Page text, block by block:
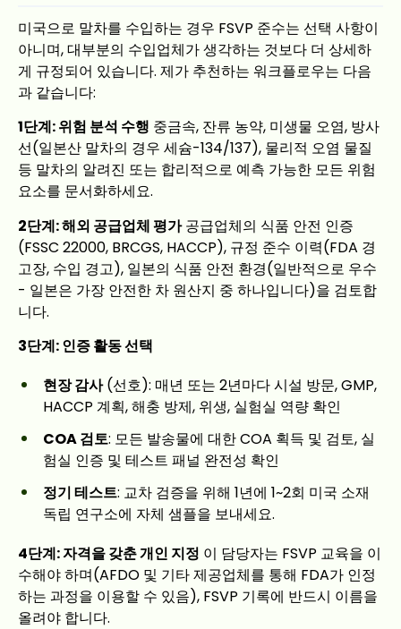
미국으로 말차를 수입하는 경우 FSVP 준수는 선택 사항이
아니며, 대부분의 수입업체가 생각하는 것보다 더 상세하
게 규정되어 있습니다. 제가 추천하는 워크플로우는 다음
과 같습니다:
1단계: 위험 분석 수행 중금속, 잔류 농약, 미생물 오염, 방사
선(일본산 말차의 경우 세슘-134/137), 물리적 오염 물질
등 말차의 알려진 또는 합리적으로 예측 가능한 모든 위험
요소를 문서화하세요.
2단계: 해외 공급업체 평가공급업체의 식품 안전 인증
(FSSC 22000, BRCGS, HACCP), 규정 준수 이력(FDA 경
고장, 수입 경고), 일본의 식품 안전 환경(일반적으로 우수
- 일본은 가장 안전한 차 원산지 중 하나입니다)을 검토합
니다.
3단계: 인증 활동 선택
현장 감사(선호): 매년 또는 2년마다 시설 방문, GMP,
HACCP 계획, 해충 방제, 위생, 실험실 역량 확인
COA 검토: 모든 발송물에 대한 COA 획득 및 검토, 실
험실 인증 및 테스트 패널 완전성 확인
정기 테스트: 교차 검증을 위해 1년에 1~2회 미국 소재
독립 연구소에 자체 샘플을 보내세요.
4단계: 자격을 갖춘 개인 지정 이 담당자는 FSVP 교육을 이
수해야 하며(AFDO 및 기타 제공업체를 통해 FDA가 인정
하는 과정을 이용할 수 있음), FSVP 기록에 반드시 이름을
올려야 합니다.